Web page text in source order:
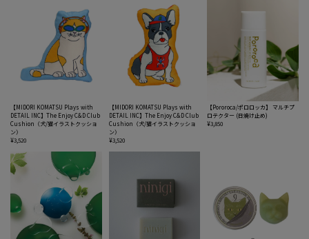
【MIDORI KOMATSU Plays with
DETAIL INC】The Enjoy C&D Club
Cushion（犬/猫イラストクッショ
ン）
¥3,520
【MIDORI KOMATSU Plays with
DETAIL INC】The Enjoy C&D Club
Cushion（犬/猫イラストクッショ
ン）
¥3,520
【Pororoca/ポロロッカ】 マルチプ
ロテクター (日焼け止め)
¥3,850